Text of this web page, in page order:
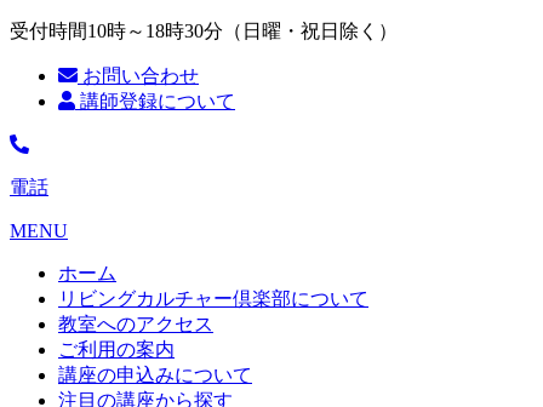
受付時間10時～18時30分（日曜・祝日除く）
お問い合わせ
講師登録について
電話
MENU
ホーム
リビングカルチャー倶楽部について
教室へのアクセス
ご利用の案内
講座の申込みについて
注目の講座から探す